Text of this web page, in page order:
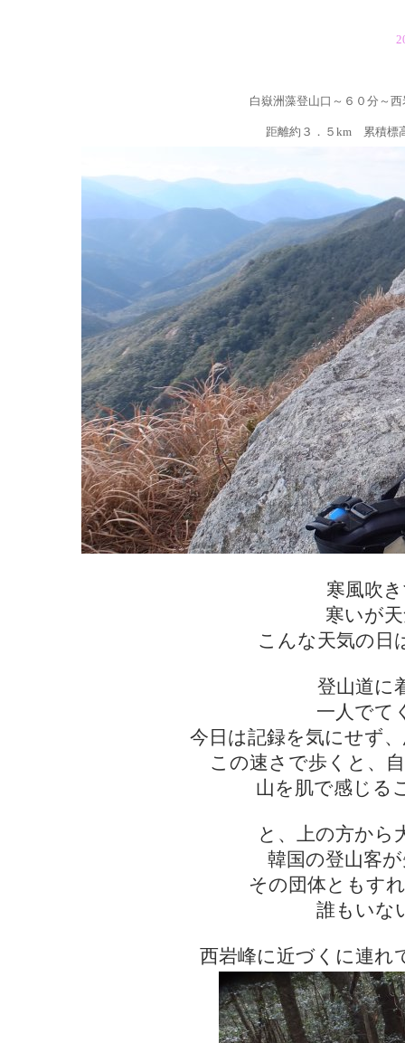
白嶽洲藻登山口～６０分～
距離約３．５km 累積
寒風吹
寒いが
こんな天気の日
登山道に
一人でて
今日は記録を気にせず
この速さで歩くと、
山を肌で感じる
と、上の方から
韓国の登山客
その団体ともす
誰もいな
西岩峰に近づくに連れ